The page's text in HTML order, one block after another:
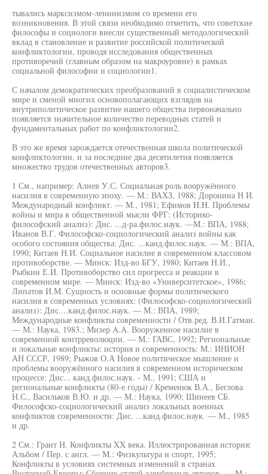
тывались марксизмом-ленинизмом со времени его
возникновения. В этой связи необходимо отметить, что советские
философы и социологи внесли существенный методологический
вклад в становление и развитие российской политической
конфликтологии, проводя исследования общественных
противоречий (главным образом на макроуровне) в рамках
социальной философии и социологии1.
С началом демократических преобразований в социалистическом
мире и сменой многих основополагающих взглядов на
внутриполитическое развитие нашего общества первоначально
появляется значительное количество переводных статей и
фундаментальных работ по конфликтологии2.
В это же время зарождается отечественная школа политической
конфликтологии, и за последние два десятилетия появляется
множество трудов отечественных авторов3.
1 См., например: Алиев У.С. Социальная роль вооружённого
насилия в современную эпоху. — М.: ВАХЗ, 1988; Доронина Н И.
Международный конфликт. — М., 1981; Ефимов H.H. Проблемы
войны и мира в общественной мысли ФРГ: (Историко-
философский анализ): Дис. ...д-ра.филос.наук. —М.: ВПА, 1988;
Иванов В.Г. Философско-социологический анализ войны как
особого состояния общества: Дис. ...канд.филос.наук. — М.: ВПА,
1990; Китаев Н.И. Социальное насилие в современном классовом
противоборстве. — Минск: Изд-во БГУ, 1980; Китаев Н.И.,
Рыбкин Е.И. Противоборство сил прогресса и реакции в
современном мире. — Минск: Изд-во «Университетское», 1986;
Липатов И.М. Сущность и основные формы политического
насилия в современных условиях: (Философско-социологический
анализ): Дис....канд.филос.наук. — М.: ВПА, 1989;
Международные конфликты современности / Отв.ред. В.И.Гатман.
— М.: Наука, 1983.; Мизер A.A. Вооруженное насилие в
современной контрреволюции. — М.: ГАВС, 1992; Региональные
и локальные конфликты: история и современность: М.: ИНИОН
АН СССР, 1989; Рыжов О.А Новое политическое мышление и
проблемы вооружённого насилия в современном историческом
процессе: Дис... канд.филос.наук. - М., 1991; США и
региональные конфликты (80-е годы) / Кременюк В.А., Беглова
Н.С., Васильков В.Ю. и др. — М.: Наука, 1990; Шинеев СБ.
Философско-социологический анализ локальных военных
конфликтов современности: Дис. ...канд.филос.наук. — М., 1985
и др.
2 См.: Грант Н. Конфликты XX века. Иллюстрированная история:
Альбом / Пер. с англ. — М.: Физкультура и спорт, 1995;
Конфликты в условиях системных изменений в странах